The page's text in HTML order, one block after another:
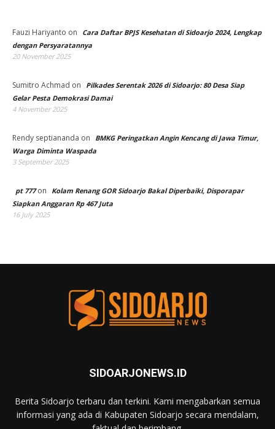
Fauzi Hariyanto on
Cara Daftar BPJS Kesehatan di Sidoarjo 2024, Lengkap
dengan Persyaratannya
20 November 2025
Sumitro Achmad on
Pilkades Serentak 2026 di Sidoarjo: 80 Desa Siap
Gelar Pesta Demokrasi Damai
4 November 2025
Rendy septiananda on
BMKG Peringatkan Angin Kencang di Jawa Timur,
Warga Diminta Waspada
3 September 2025
pt 777on
Kolam Renang GOR Sidoarjo Bakal Diperbaiki, Disporapar
Siapkan Anggaran Rp 467 Juta
16 July 2025
SIDOARJONEWS.ID
Berita Sidoarjo terbaru dan terkini. Kami mengabarkan semua
informasi yang ada di Kabupaten Sidoarjo secara mendalam,